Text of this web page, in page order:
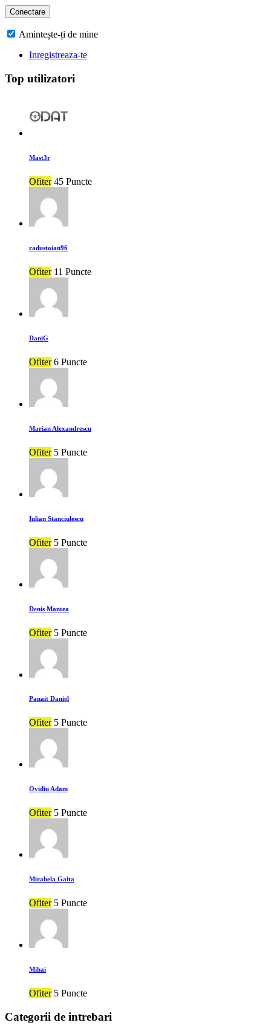
Amintește-ți de mine
Inregistreaza-te
Top utilizatori
Mast3r
Ofiter 45 Puncte
radustoian96
Ofiter 11 Puncte
DaniG
Ofiter 6 Puncte
Marian Alexandrescu
Ofiter 5 Puncte
Iulian Stanciulescu
Ofiter 5 Puncte
Denis Mantea
Ofiter 5 Puncte
Panait Daniel
Ofiter 5 Puncte
Ovidiu Adam
Ofiter 5 Puncte
Mirabela Gaita
Ofiter 5 Puncte
Mihai
Ofiter 5 Puncte
Categorii de intrebari